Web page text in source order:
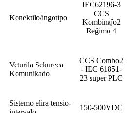
Konektilo/ingotipo
IEC62196-3
CCS
Kombinaĵo2
Reĝimo 4
Veturila Sekureca
Komunikado
CCS Combo2
- IEC 61851-
23 super PLC
Sistemo elira tensio-
150-500VDC